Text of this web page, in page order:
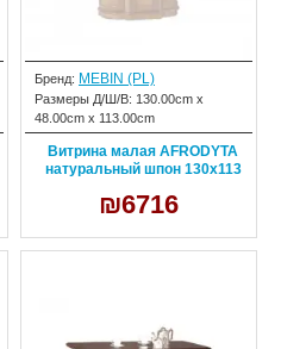
Бренд: MEBIN (PL)
Размеры Д/Ш/В: 130.00cm x
48.00cm x 113.00cm
Витрина малая AFRODYTA
натуральный шпон 130х113
₪6716